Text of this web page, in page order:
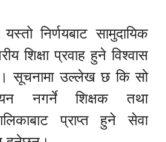
निर्णयबाट सामुदायिक
शिक्षा प्रवाह हुने विश्वास
सूचनामा उल्लेख छ कि सो
नगर्ने शिक्षक तथा
प्राप्त हुने सेवा